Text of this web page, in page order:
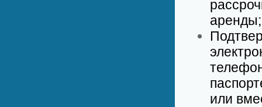
аренды;
или